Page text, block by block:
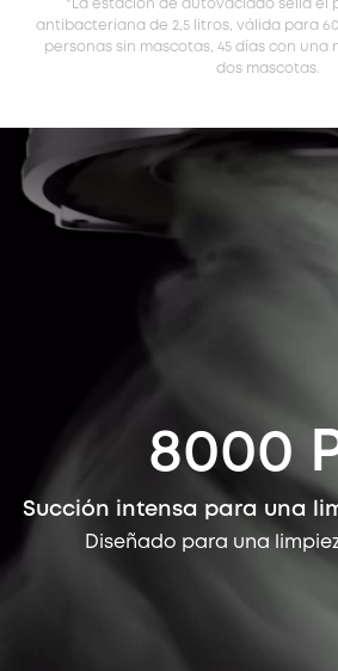
*La estación de autovaciado sella el
antibacteriana de 2,5 litros, válida para
personas sin mascotas, 45 días con una
dos mascotas.
8000
Succión intensa para una
Diseñado para una